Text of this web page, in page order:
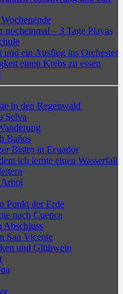
nocheinmal – 3 Tage Playas
und ein Ausflug ins Orchester
einen Krebs zu essen
in den Regenwald
Selva
Baños
Bistro in Ecuador
ich lernte einen Wasserfall
Arbol
Punkt der Erde
nach Cuenca
Abschluss
San Vicente
und Glühwein